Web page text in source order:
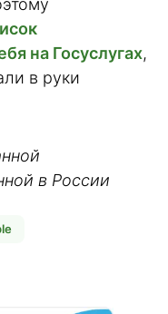
на Госуслугах,
в руки
в России